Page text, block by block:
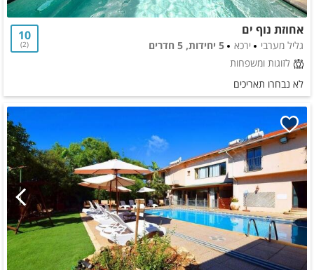
אחוזת נוף ים
גליל מערבי ירכא
5 יחידות, 5 חדרים
לזוגות ומשפחות
10
2
לא נבחרו תאריכים